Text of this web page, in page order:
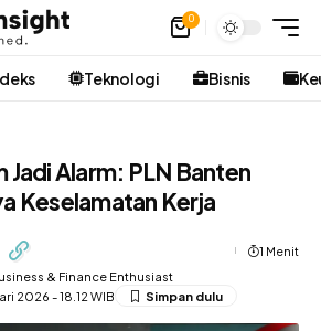
0
Teknologi Bisnis
Jadi Alarm: PLN Banten
Keselamatan Kerja
& Finance Enthusiast
2026 - 18.12 WIB
1 Menit